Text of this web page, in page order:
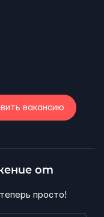
вакансию
от
просто!